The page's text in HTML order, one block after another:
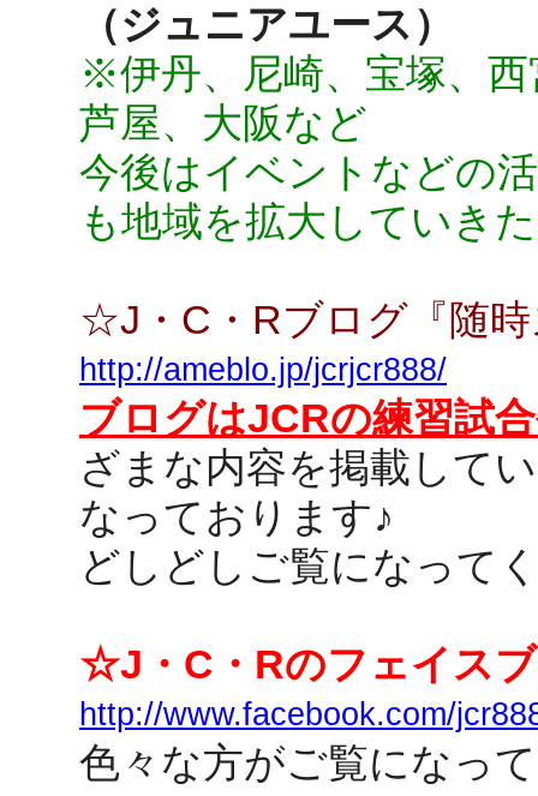
（ジュニアユース）
※伊丹、尼崎、宝塚、西
芦屋、大阪など
今後はイベントなどの
も地域を拡大していき
☆J・C・Rブログ『随
http://ameblo.jp/jcrjcr888/
ブログはJCRの練習試
ざまな内容を掲載して
なっております♪
どしどしご覧になって
☆J・C・Rのフェイス
http://www.facebook.com/
色々な方がご覧になっ